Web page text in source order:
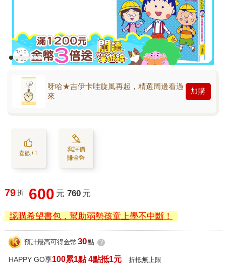
呀哈★吉伊卡哇旋風再起，精選周邊看過
來
加購
喜歡+1
寫評價
賺金幣
79 折 600 元 760 元
認購希望書包，幫助弱勢孩童上學不中斷！
預計最高可得金幣 30點 ?
HAPPY GO享100累1點 4點抵1元 折抵無上限